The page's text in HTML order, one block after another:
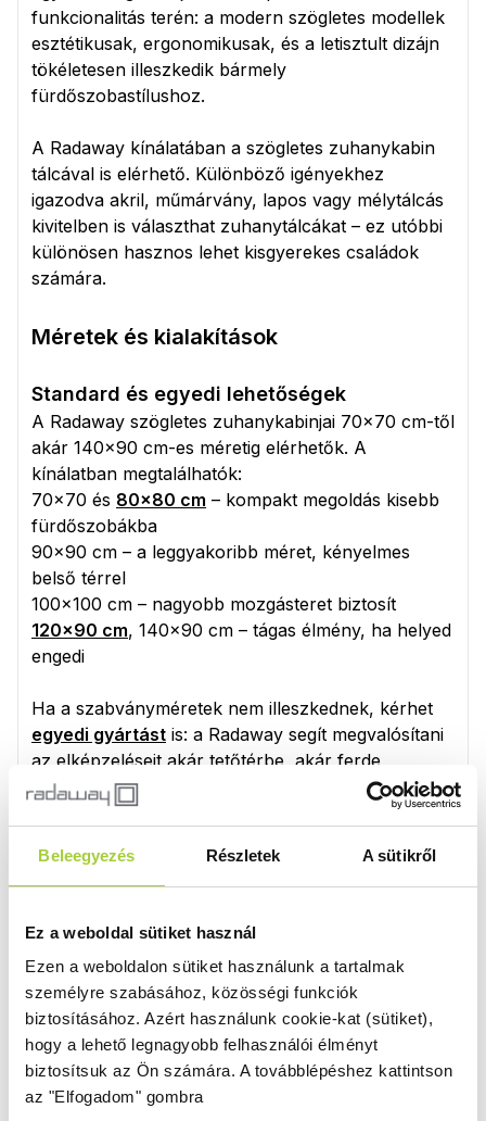
Beleegyezés Részletek A sütikről
Ez a weboldal sütiket használ
Ezen a weboldalon sütiket használunk a tartalmak
személyre szabásához, közösségi funkciók
biztosításához. Azért használunk cookie-kat (sütiket),
hogy a lehető legnagyobb felhasználói élményt
biztosítsuk az Ön számára. A továbblépéshez kattintson
az "Elfogadom" gombra
funkcionalitás terén: a modern szögletes modellek
esztétikusak, ergonomikusak, és a letisztult dizájn
tökéletesen illeszkedik bármely
fürdőszobastílushoz.
A Radaway kínálatában a szögletes zuhanykabin
tálcával is elérhető. Különböző igényekhez
igazodva akril, műmárvány, lapos vagy mélytálcás
kivitelben is választhat zuhanytálcákat – ez utóbbi
különösen hasznos lehet kisgyerekes családok
számára.
Méretek és kialakítások
Standard és egyedi lehetőségek
A Radaway szögletes zuhanykabinjai 70x70 cm-től
akár 140x90 cm-es méretig elérhetők. A
kínálatban megtalálhatók:
70x70 és 80x80 cm – kompakt megoldás kisebb
fürdőszobákba
90x90 cm – a leggyakoribb méret, kényelmes
belső térrel
100x100 cm – nagyobb mozgásteret biztosít
120x90 cm, 140x90 cm – tágas élmény, ha helyed
engedi
Ha a szabványméretek nem illeszkednek, kérhet
egyedi gyártást is: a Radaway segít megvalósítani
az elképzeléseit akár tetőtérbe, akár ferde
falszakaszhoz igazítva.
tolóajtós és nyílóajtós kialakítás közül. A tolóajtós
változatok – mint aFuro KDJ vagy az Idea 8 KDD
kiválóan illeszkednek kisebb fürdőszobákba, mivel
nem igényelnek plusz helyet az ajtó nyitásához.
A nyílóajtós típusok, például az Arta KDJ vagy az
Essenza Pro KDJ, ideálisak nagyobb terekbe, ahol
a kényelmes nyitás-zárás is fontos szempont. Ezek